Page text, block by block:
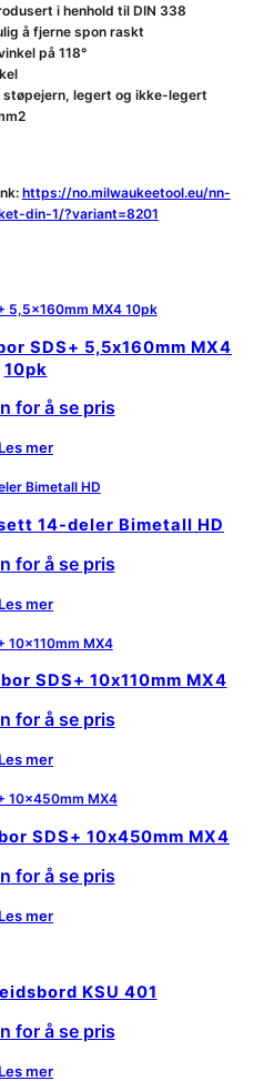
i henhold til DIN 338
å fjerne spon raskt
på 118°
legert og ikke-legert
https://no.milwaukeetool.eu/nn-
din-1/?variant=8201
SDS+ 5,5x160mm MX4
10pk
for å se pris
Les mer
14-deler Bimetall HD
for å se pris
Les mer
SDS+ 10x110mm MX4
for å se pris
Les mer
SDS+ 10x450mm MX4
for å se pris
Les mer
KSU 401
for å se pris
Les mer